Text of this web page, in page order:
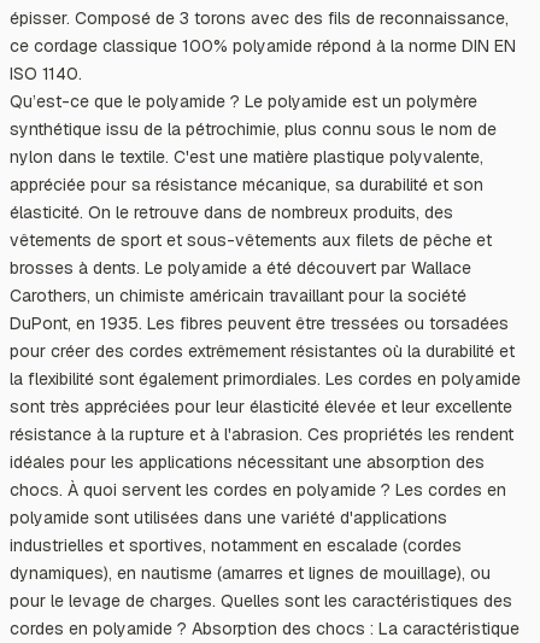
épisser. Composé de 3 torons avec des fils de reconnaissance,
ce cordage classique 100% polyamide répond à la norme DIN EN
ISO 1140.
Qu’est-ce que le polyamide ? Le polyamide est un polymère
synthétique issu de la pétrochimie, plus connu sous le nom de
nylon dans le textile. C'est une matière plastique polyvalente,
appréciée pour sa résistance mécanique, sa durabilité et son
élasticité. On le retrouve dans de nombreux produits, des
vêtements de sport et sous-vêtements aux filets de pêche et
brosses à dents. Le polyamide a été découvert par Wallace
Carothers, un chimiste américain travaillant pour la société
DuPont, en 1935. Les fibres peuvent être tressées ou torsadées
pour créer des cordes extrêmement résistantes où la durabilité et
la flexibilité sont également primordiales. Les cordes en polyamide
sont très appréciées pour leur élasticité élevée et leur excellente
résistance à la rupture et à l'abrasion. Ces propriétés les rendent
idéales pour les applications nécessitant une absorption des
chocs. À quoi servent les cordes en polyamide ? Les cordes en
polyamide sont utilisées dans une variété d'applications
industrielles et sportives, notamment en escalade (cordes
dynamiques), en nautisme (amarres et lignes de mouillage), ou
pour le levage de charges. Quelles sont les caractéristiques des
cordes en polyamide ? Absorption des chocs : La caractéristique